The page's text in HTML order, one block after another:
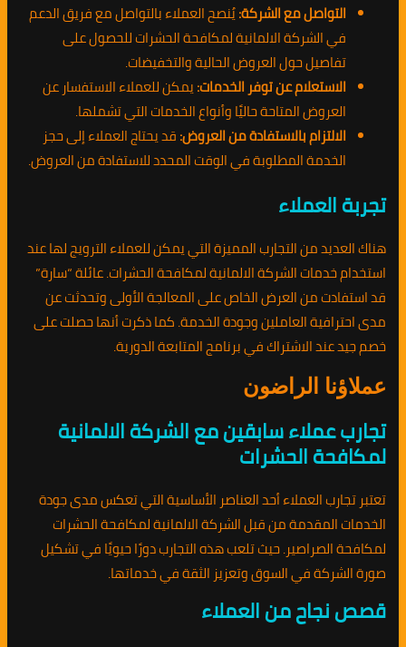
التواصل مع الشركة:يُنصح العملاء بالتواصل مع فريق الدعم
في الشركة الالمانية لمكافحة الحشرات للحصول على
تفاصيل حول العروض الحالية والتخفيضات.
الاستعلام عن توفر الخدمات:يمكن للعملاء الاستفسار عن
العروض المتاحة حاليًا وأنواع الخدمات التي تشملها.
الالتزام بالاستفادة من العروض:قد يحتاج العملاء إلى حجز
الخدمة المطلوبة في الوقت المحدد للاستفادة من العروض.
تجربة العملاء
هناك العديد من التجارب المميزة التي يمكن للعملاء الترويج لها عند
استخدام خدمات الشركة الالمانية لمكافحة الحشرات. عائلة “سارة”
قد استفادت من العرض الخاص على المعالجة الأولى وتحدثت عن
مدى احترافية العاملين وجودة الخدمة. كما ذكرت أنها حصلت على
خصم جيد عند الاشتراك في برنامج المتابعة الدورية.
عملاؤنا الراضون
تجارب عملاء سابقين مع الشركة الالمانية
لمكافحة الحشرات
تعتبر تجارب العملاء أحد العناصر الأساسية التي تعكس مدى جودة
الخدمات المقدمة من قبل الشركة الالمانية لمكافحة الحشرات
لمكافحة الصراصير. حيث تلعب هذه التجارب دورًا حيويًا في تشكيل
صورة الشركة في السوق وتعزيز الثقة في خدماتها.
قصص نجاح من العملاء